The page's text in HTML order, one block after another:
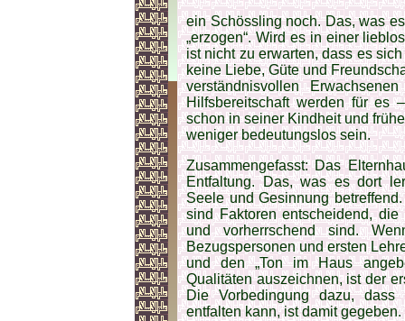
ein Schössling noch. Das, was
„erzogen“. Wird es in einer
ist nicht zu erwarten, dass es
keine Liebe, Güte und
verständnisvollen
Hilfsbereitschaft werden für es
schon in seiner Kindheit und
weniger bedeutungslos sein.
Zusammengefasst: Das
Entfaltung. Das, was es dort
Seele und Gesinnung
sind Faktoren entscheidend,
und vorherrschend sind.
Bezugspersonen und ersten
und den „Ton im Haus
Qualitäten auszeichnen, ist der
Die Vorbedingung dazu,
entfalten kann, ist damit gegeben.